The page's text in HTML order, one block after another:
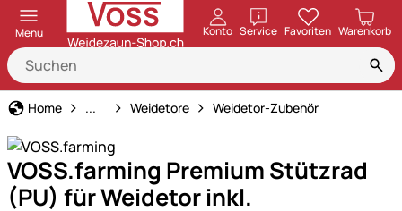
Menu Konto ServiceöffnenFavoriten Warenkorb
Home Weidezaun
... Weidetore Weidetor-Zubehör
VOSS.farming Premium Stützrad
(PU) für Weidetor inkl.